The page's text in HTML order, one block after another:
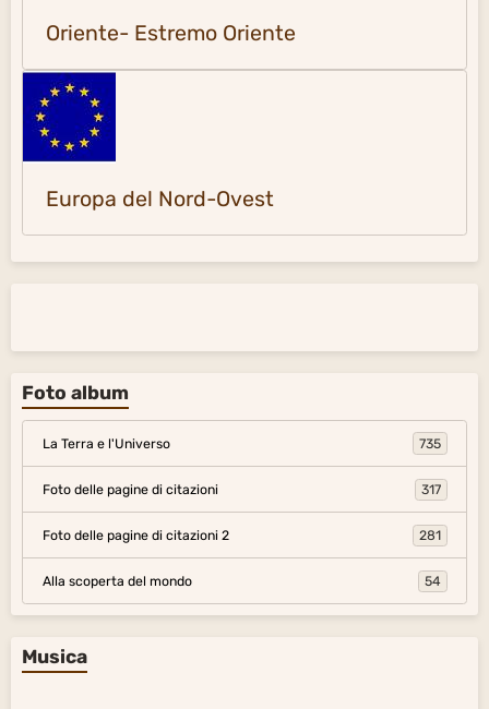
Oriente- Estremo Oriente
Europa del Nord-Ovest
Foto album
La Terra e l'Universo 735
Foto delle pagine di citazioni 317
Foto delle pagine di citazioni 2 281
Alla scoperta del mondo 54
Musica